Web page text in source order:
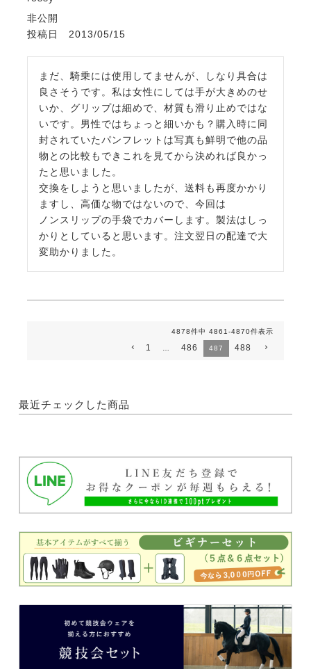
非公開
投稿日
2013/05/15
まだ、騎乗には使用してませんが、しなり具合は
良さそうです。私は女性にしては手が大きめのせ
いか、グリップは細めで、材質も滑り止めではな
いです。男性ではちょっと細いかも？購入時に同
封されていたパンフレットは写真も鮮明で他の品
物との比較もできこれを見てから決めれば良かっ
たと思いました。
交換をしようと思いましたが、送料も再度かかり
ますし、高価な物ではないので、今回は
ノンスリップの手袋でカバーします。製法はしっ
かりとしていると思います。注文翌日の配達で大
変助かりました。
4878件中 4861-4870件表示
1 486 487 488
最近チェックした商品